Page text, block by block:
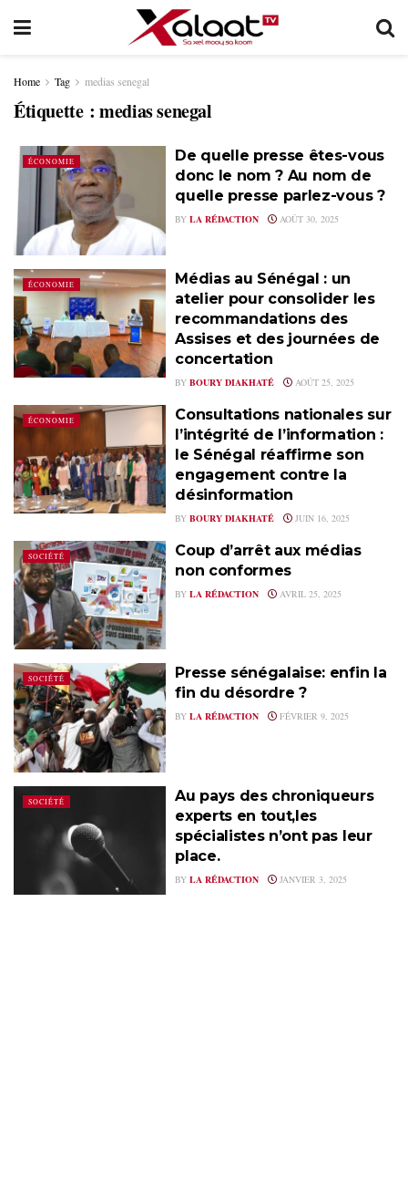
Home Tag medias senegal
Étiquette :medias senegal
ÉCONOMIE
De quelle presse êtes-vous
donc le nom ? Au nom de
quelle presse parlez-vous ?
BY LA RÉDACTION AOÛT 30, 2025
ÉCONOMIE
Médias au Sénégal : un
atelier pour consolider les
recommandations des
Assises et des journées de
concertation
BY BOURY DIAKHATÉ AOÛT 25, 2025
ÉCONOMIE
Consultations nationales sur
l’intégrité de l’information :
le Sénégal réaffirme son
engagement contre la
désinformation
BY BOURY DIAKHATÉ JUIN 16, 2025
SOCIÉTÉ
Coup d’arrêt aux médias
non conformes
BY LA RÉDACTION AVRIL 25, 2025
SOCIÉTÉ
Presse sénégalaise: enfin la
fin du désordre ?
BY LA RÉDACTION FÉVRIER 9, 2025
SOCIÉTÉ
Au pays des chroniqueurs
experts en tout,les
spécialistes n’ont pas leur
place.
BY LA RÉDACTION JANVIER 3, 2025